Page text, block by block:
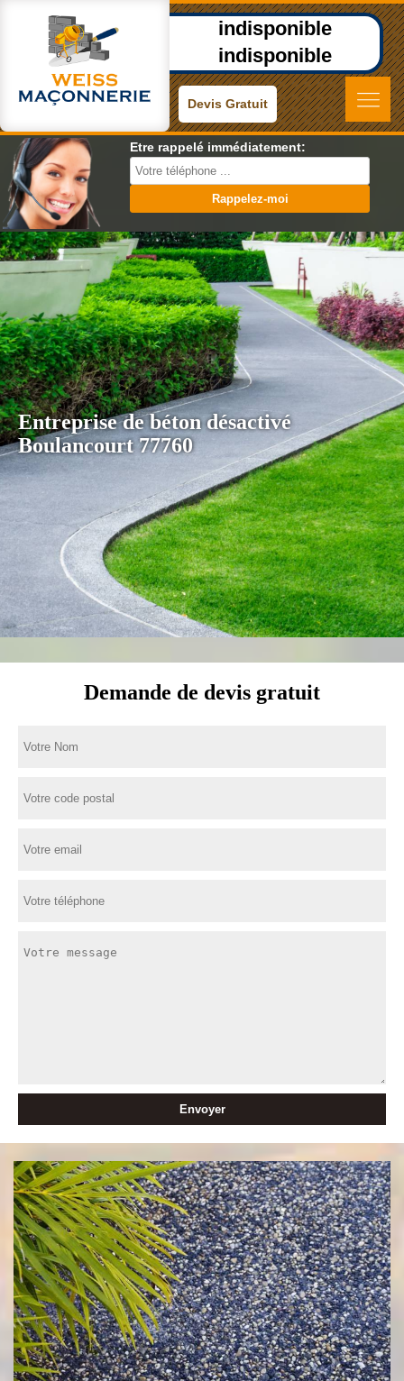
indisponible
indisponible
Devis Gratuit
Etre rappelé immédiatement:
Entreprise de béton désactivé
Boulancourt 77760
Demande de devis gratuit